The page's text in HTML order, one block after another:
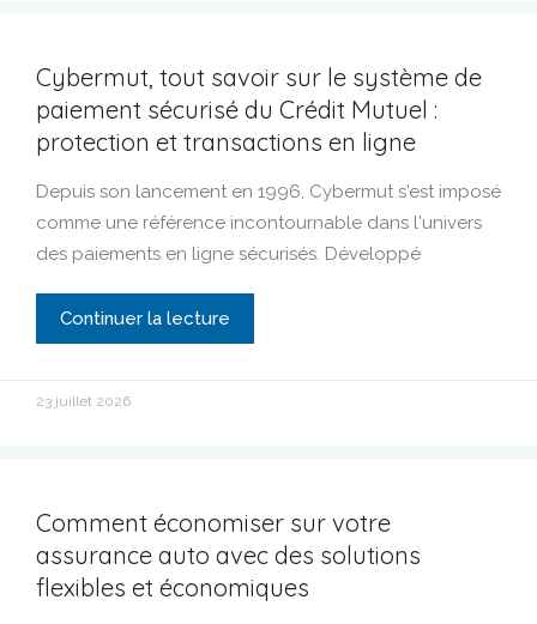
Cybermut, tout savoir sur le système de
paiement sécurisé du Crédit Mutuel :
protection et transactions en ligne
Depuis son lancement en 1996, Cybermut s'est imposé
comme une référence incontournable dans l'univers
des paiements en ligne sécurisés. Développé
Continuer la lecture
23 juillet 2026
Comment économiser sur votre
assurance auto avec des solutions
flexibles et économiques